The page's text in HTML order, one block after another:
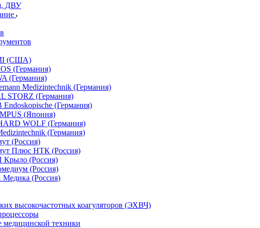
ДВУ
(США)
(Германия)
(Германия)
Medizintechnik (Германия)
STORZ (Германия)
(Германия)
(Япония)
WOLF (Германия)
(Германия)
(Россия)
Плюс НТК (Россия)
Крыло (Россия)
(Россия)
(Россия)
высокочастотных коагуляторов (ЭХВЧ)
медицинской техники